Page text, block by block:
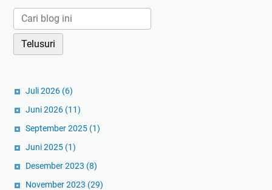
Juli 2026 (6)
Juni 2026 (11)
September 2025 (1)
Juni 2025 (1)
Desember 2023 (8)
November 2023 (29)